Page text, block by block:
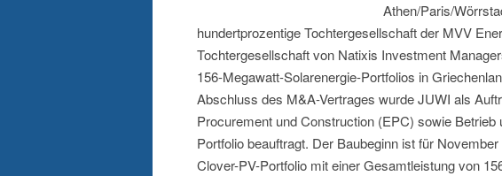
Athen/Paris/
hundertprozentige Tochtergesellschaft der MVV
Tochtergesellschaft von Natixis Investment
156-Megawatt-Solarenergie-Portfolios in
Abschluss des M&A-Vertrages wurde JUWI als
Procurement und Construction (EPC) sowie
Portfolio beauftragt. Der Baubeginn ist für
Clover-PV-Portfolio mit einer Gesamtleistung von